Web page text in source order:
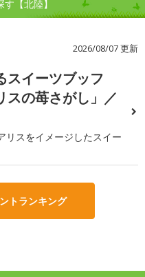
【北陸】
2026/08/07 更新
スイーツブッフ
スの苺さがし」／
リスをイメージしたスイー
トランキング